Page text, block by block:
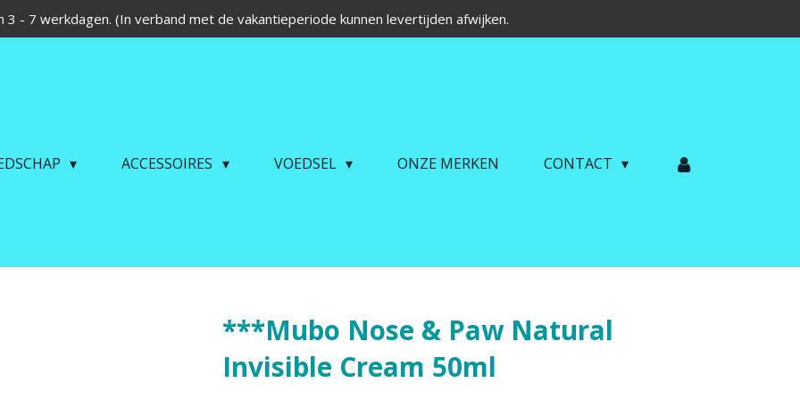
3 - 7 werkdagen. (In verband met de vakantieperiode kunnen levertijden afwijken.
ACCESSOIRES VOEDSEL ONZE MERKEN CONTACT
***Mubo Nose & Paw Natural
Invisible Cream 50ml